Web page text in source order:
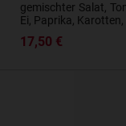
gemischter Salat,
Ei, Paprika,
17,50 €